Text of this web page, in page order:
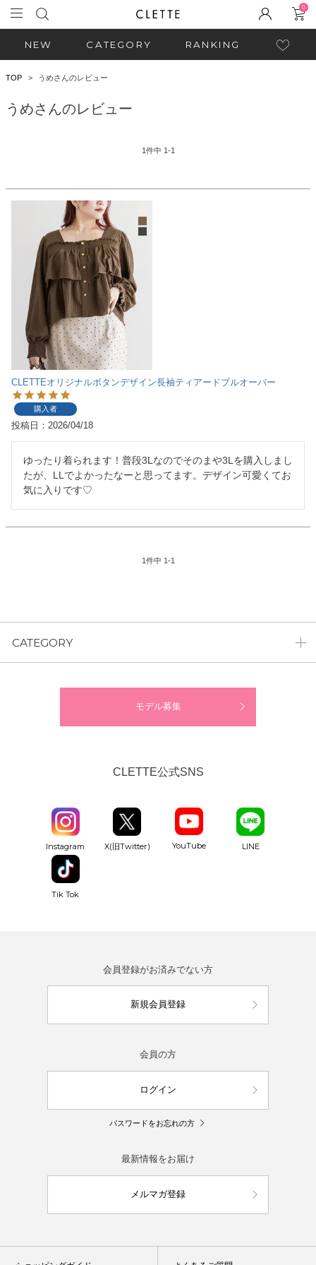
0
NEW CATEGORY RANKING
TOP うめさんのレビュー
うめさんのレビュー
1件中 1-1
CLETTEオリジナルボタンデザイン長袖ティアードプルオーバー
購入者
投稿日 2026/04/18
ゆったり着られます！普段3Lなのでそのまや3Lを購入しまし
たが、LLでよかったなーと思ってます。デザイン可愛くてお
気に入りです♡
1件中 1-1
CATEGORY
モデル募集
CLETTE公式SNS
Instagram X(旧Twitter) YouTube LINE
Tik Tok
会員登録がお済みでない方
新規会員登録
会員の方
ログイン
パスワードをお忘れの方
最新情報をお届け
メルマガ登録